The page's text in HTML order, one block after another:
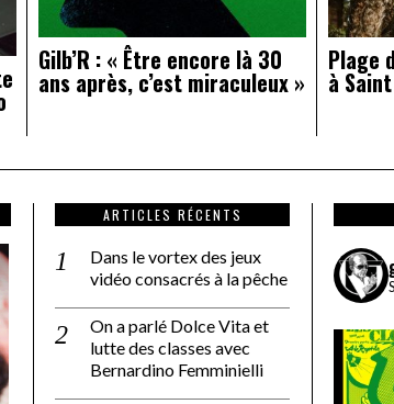
Gilb’R : « Être encore là 30
ans après, c’est miraculeux »
Plage
à
ARTICLES RÉCENTS
Dans le vortex des jeux
vidéo consacrés à la pêche
On a parlé Dolce Vita et
lutte des classes avec
Bernardino Femminielli